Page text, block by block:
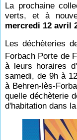
La prochaine
verts, et à
mercredi 12 avril
Les déchèteries
Forbach Porte de
à leurs horaires
samedi, de 9h à
à Behren-lès-
quelle déchèterie
d'habitation dans